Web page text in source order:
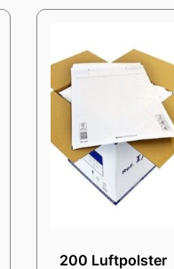
200 Luftpolster